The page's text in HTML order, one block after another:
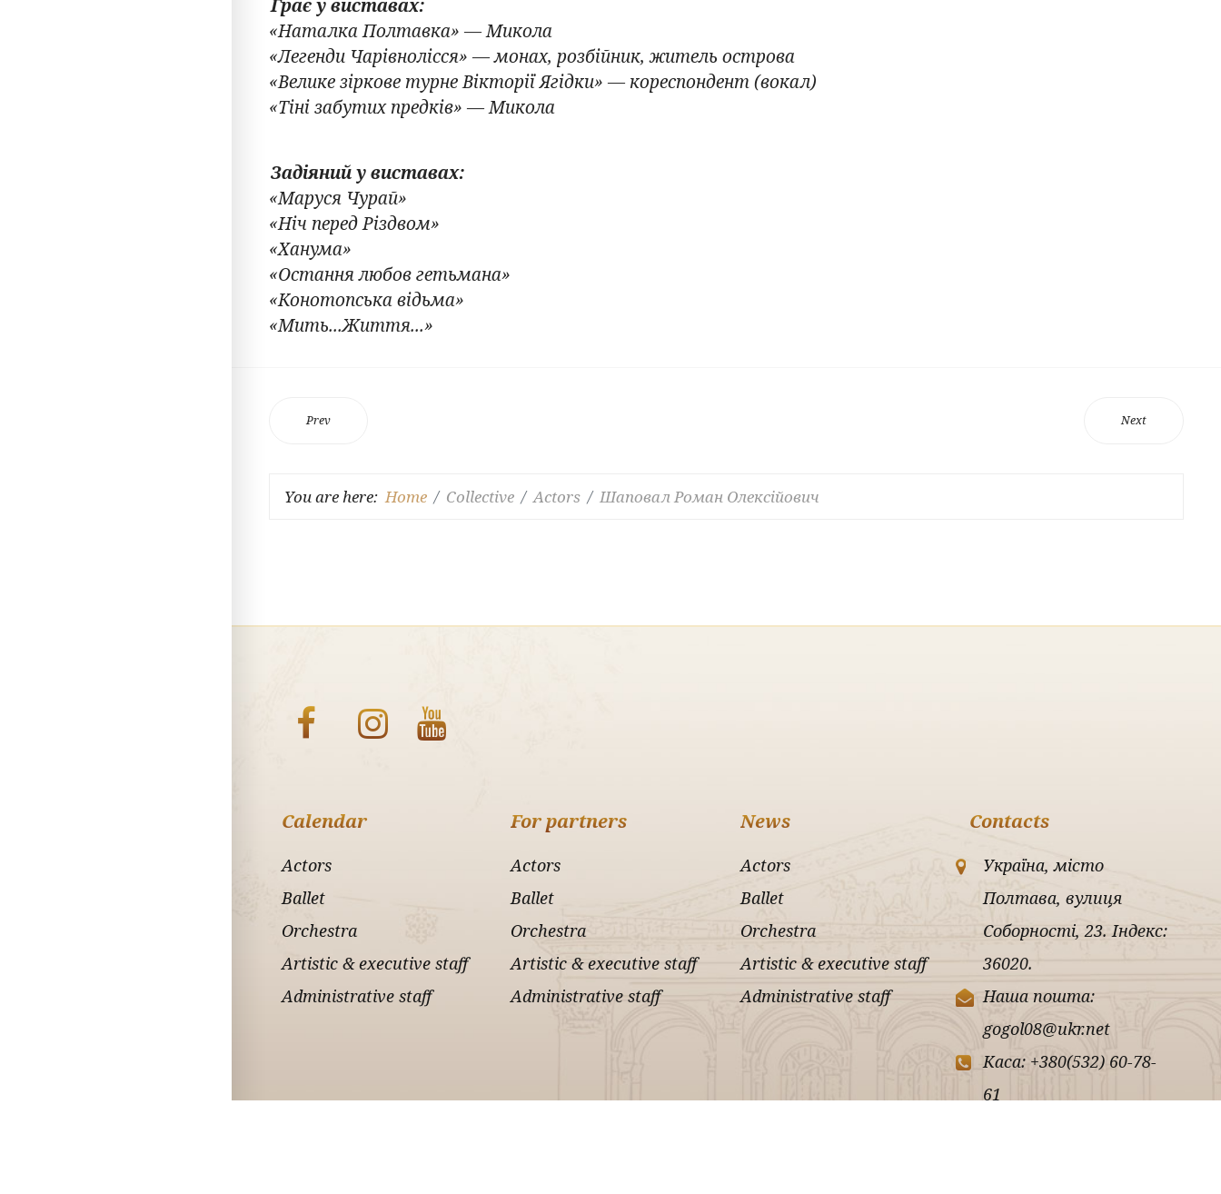
Грає у виставах:
«Наталка Полтавка» — Микола
«Легенди Чарівнолісся» — монах, розбійник, житель острова
«Велике зіркове турне Вікторії Ягідки» — кореспондент (вокал)
«Тіні забутих предків» — Микола
Задіяний у виставах:
«Маруся Чурай»
«Ніч перед Різдвом»
«Ханума»
«Остання любов гетьмана»
«Конотопська відьма»
«Мить...Життя...»
Prev Next
You are here:Home Collective Actors Шаповал Роман Олексійович
Calendar
Actors
Ballet
Orchestra
Artistic & executive staff
Administrative staff
For partners
Actors
Ballet
Orchestra
Artistic & executive staff
Administrative staff
News
Actors
Ballet
Orchestra
Artistic & executive staff
Administrative staff
Contacts
Україна, місто
Полтава, вулиця
Соборності, 23. Індекс:
36020.
Наша пошта:
gogol08@ukr.net
Каса: +380(532) 60-78-
61